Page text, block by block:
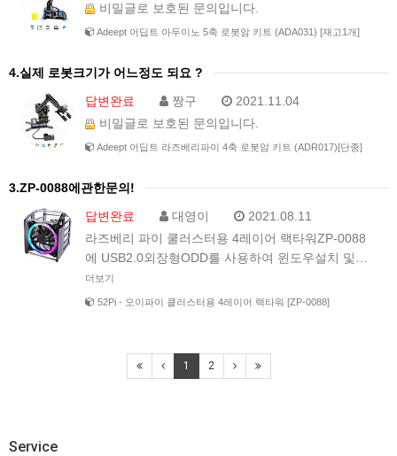
비밀글로 보호된 문의입니다.
Adeept 어딥트 아두이노 5축 로봇암 키트 (ADA031) [재고1개]
4.실제 로봇크기가 어느정도 되요 ?
답변완료
짱구
2021.11.04
비밀글로 보호된 문의입니다.
Adeept 어딥트 라즈베리파이 4축 로봇암 키트 (ADR017)[단종]
3.ZP-0088에관한문의!
답변완료
대영이
2021.08.11
라즈베리 파이 쿨러스터용 4레이어 랙타워 ZP-0088
에 USB2.0외장형ODD를 사용하여 윈도우설치 및…
더보기
52Pi - 오이파이 클러스터용 4레이어 랙타워 [ZP-0088]
1 2
Service